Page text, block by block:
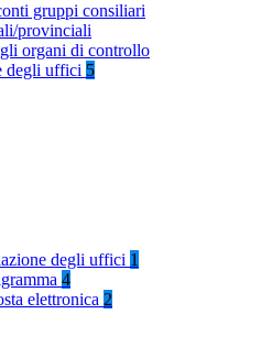
gruppi consiliari
provinciali
organi di controllo
degli uffici 5
degli uffici 1
4
elettronica 2